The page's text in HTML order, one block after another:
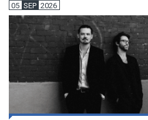
05 SEP 2026